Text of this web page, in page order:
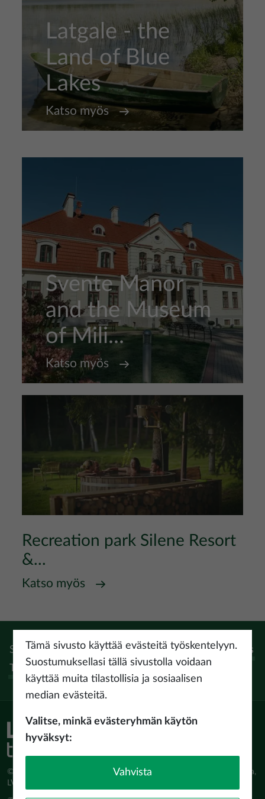
Latgale - the
Land of Blue
Lakes
Katso myös
Svente Manor
and the Museum
of Mili...
Katso myös
Recreation park Silene Resort
&...
Katso myös
Seuraa:Instagram FacebookPinterestYoutubeThreads
Tiktok
© Latvijas Investīciju un attīstības aģentūra (LIAA) Pērses iela 2, Rīga,
LV-1442 www.liaa.gov.lv
Tämä sivusto käyttää evästeitä työskentelyyn.
Suostumuksellasi tällä sivustolla voidaan
käyttää muita tilastollisia ja sosiaalisen
median evästeitä.
Valitse, minkä evästeryhmän käytön
hyväksyt:
Vahvista